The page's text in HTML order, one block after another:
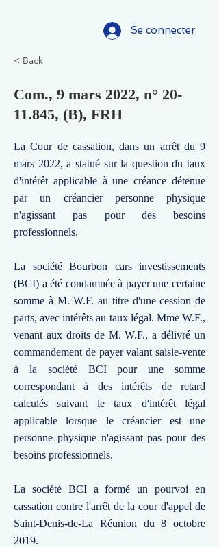
Se connecter
< Back
Com., 9 mars 2022, n° 20-
11.845, (B), FRH
La Cour de cassation, dans un arrêt du 9
mars 2022, a statué sur la question du taux
d'intérêt applicable à une créance détenue
par un créancier personne physique
n'agissant pas pour des besoins
professionnels.
La société Bourbon cars investissements
(BCI) a été condamnée à payer une certaine
somme à M. W.F. au titre d'une cession de
parts, avec intérêts au taux légal. Mme W.F.,
venant aux droits de M. W.F., a délivré un
commandement de payer valant saisie-vente
à la société BCI pour une somme
correspondant à des intérêts de retard
calculés suivant le taux d'intérêt légal
applicable lorsque le créancier est une
personne physique n'agissant pas pour des
besoins professionnels.
La société BCI a formé un pourvoi en
cassation contre l'arrêt de la cour d'appel de
Saint-Denis-de-La Réunion du 8 octobre
2019.